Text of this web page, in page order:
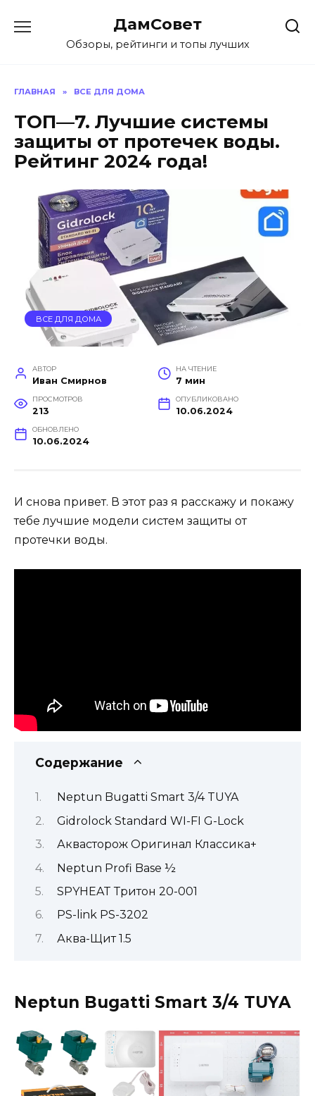
содержанию
ДамСовет
Обзоры, рейтинги и топы лучших
ГЛАВНАЯ » ВСЕ ДЛЯ ДОМА
ТОП—7. Лучшие системы
защиты от протечек воды.
Рейтинг 2024 года!
ВСЕ ДЛЯ ДОМА
АВТОР
Иван Смирнов
НА ЧТЕНИЕ
7 мин
ПРОСМОТРОВ
213
ОПУБЛИКОВАНО
10.06.2024
ОБНОВЛЕНО
10.06.2024
И снова привет. В этот раз я расскажу и покажу
тебе лучшие модели систем защиты от
протечки воды.
Содержание
Neptun Bugatti Smart 3/4 TUYA
Gidrolock Standard WI-FI G-Lock
Аквасторож Оригинал Классика+
Neptun Profi Base ½
SPYHEAT Тритон 20-001
PS-link PS-3202
Аква-Щит 1.5
Neptun Bugatti Smart 3/4 TUYA